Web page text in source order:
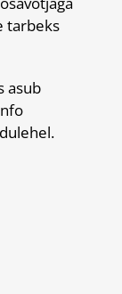
tarbeks
asub